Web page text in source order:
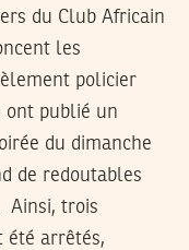
du Club Africain
les
policier
ont publié un
du dimanche
de redoutables
Ainsi, trois
été arrêtés,